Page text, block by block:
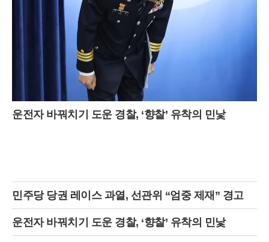
운전자 바꿔치기 도운 경찰, ‘향찰’ 유착의 민낯
민주당 당권 레이스 과열, 선관위 “엄중 제재” 경고
운전자 바꿔치기 도운 경찰, ‘향찰’ 유착의 민낯